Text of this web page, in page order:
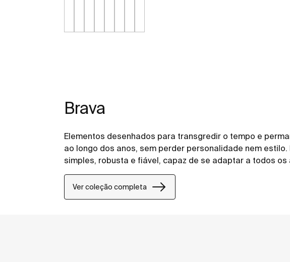
Brava
Elementos desenhados para transgredir o tempo e
ao longo dos anos, sem perder personalidade nem
simples, robusta e fiável, capaz de se adaptar a todos os
Ver coleção completa